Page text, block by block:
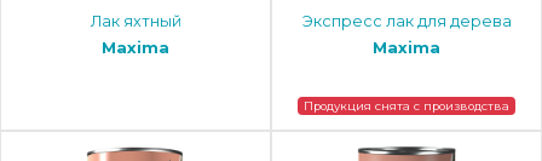
Лак яхтный
Maxima
Экспресс лак для дерева
Maxima
Продукция снята с производства